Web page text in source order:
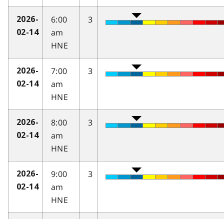
2026-
02-14
6:00
am
HNE
3
2026-
02-14
7:00
am
HNE
3
2026-
02-14
8:00
am
HNE
3
2026-
02-14
9:00
am
HNE
3